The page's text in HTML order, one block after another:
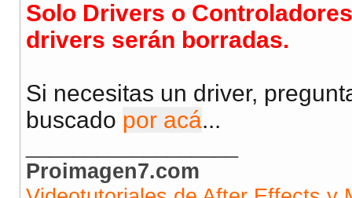
Solo Drivers o
drivers serán borradas.
Si necesitas un driver,
buscado por acá...
Proimagen7.com